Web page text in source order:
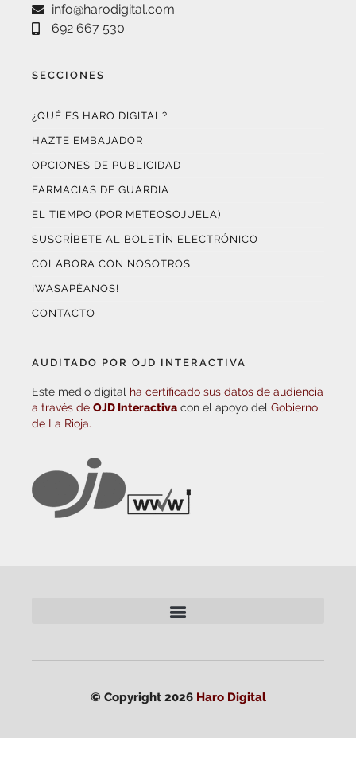
info@harodigital.com
692 667 530
SECCIONES
¿QUÉ ES HARO DIGITAL?
HAZTE EMBAJADOR
OPCIONES DE PUBLICIDAD
FARMACIAS DE GUARDIA
EL TIEMPO (POR METEOSOJUELA)
SUSCRÍBETE AL BOLETÍN ELECTRÓNICO
COLABORA CON NOSOTROS
¡WASAPÉANOS!
CONTACTO
AUDITADO POR OJD INTERACTIVA
Este medio digital ha certificado sus datos de audiencia
a través de OJD Interactiva con el apoyo del Gobierno
de La Rioja.
© Copyright 2026 Haro Digital